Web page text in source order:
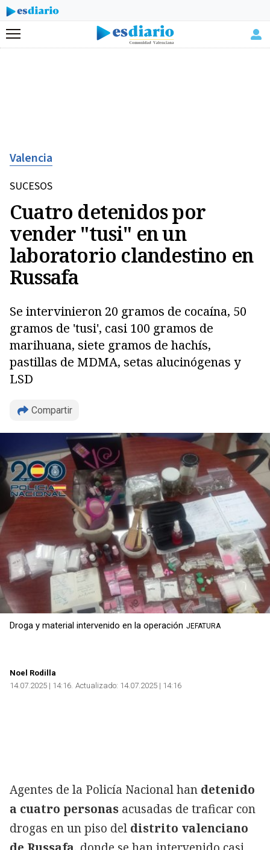
Menú
Valencia
SUCESOS
Cuatro detenidos por
vender "tusi" en un
laboratorio clandestino en
Russafa
Se intervinieron 20 gramos de cocaína, 50
gramos de 'tusi', casi 100 gramos de
marihuana, siete gramos de hachís,
pastillas de MDMA, setas alucinógenas y
LSD
Compartir
Copiar
Droga y material intervenido en la operación JEFATURA
Noel Rodilla
14.07.2025 | 14:16 Actualizado: 14.07.2025 | 14:16
Agentes de la Policía Nacional han detenido
a cuatro personas acusadas de traficar con
drogas en un piso del distrito valenciano